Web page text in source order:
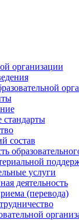
организации
стандарты
состав
услуги
деятельность
(перевода)